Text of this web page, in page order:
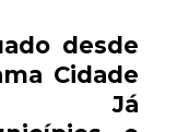
desde
Cidade
Já